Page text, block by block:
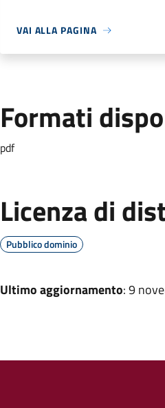
VAI ALLA PAGINA
Formati
pdf
Licenza di
Pubblico dominio
Ultimo aggiornamento: 9